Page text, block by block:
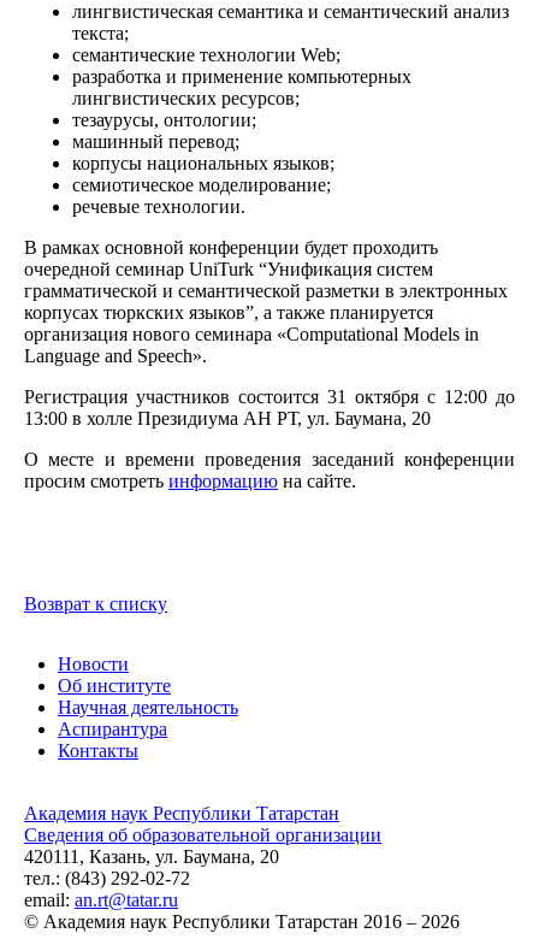
лингвистическая семантика и семантический анализ
текста;
семантические технологии Web;
разработка и применение компьютерных
лингвистических ресурсов;
тезаурусы, онтологии;
машинный перевод;
корпусы национальных языков;
семиотическое моделирование;
речевые технологии.
В рамках основной конференции будет проходить
очередной семинар UniTurk “Унификация систем
грамматической и семантической разметки в электронных
корпусах тюркских языков”, а также планируется
организация нового семинара «Computational Models in
Language and Speech».
Регистрация участников состоится 31 октября с 12:00 до
13:00 в холле Президиума АН РТ, ул. Баумана, 20
О месте и времени проведения заседаний конференции
просим смотреть информацию на сайте.
Возврат к списку
Новости
Об институте
Научная деятельность
Аспирантура
Контакты
Академия наук Республики Татарстан
Сведения об образовательной организации
420111, Казань, ул. Баумана, 20
тел.: (843) 292-02-72
email: an.rt@tatar.ru
© Академия наук Республики Татарстан 2016 – 2026